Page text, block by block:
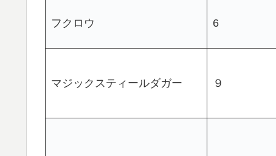
フクロウ 6
マジックスティールダガー ９